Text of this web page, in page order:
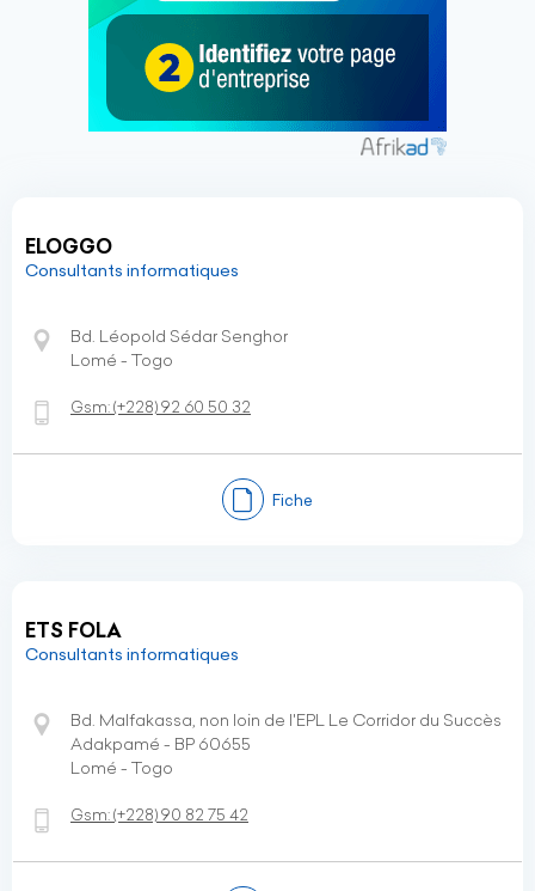
ELOGGO
Consultants informatiques
Bd. Léopold Sédar Senghor
Lomé - Togo
Gsm:(+228)92 60 50 32
Fiche
ETS FOLA
Consultants informatiques
Bd. Malfakassa, non loin de l'EPL Le Corridor du Succès
Adakpamé - BP 60655
Lomé - Togo
Gsm:(+228)90 82 75 42